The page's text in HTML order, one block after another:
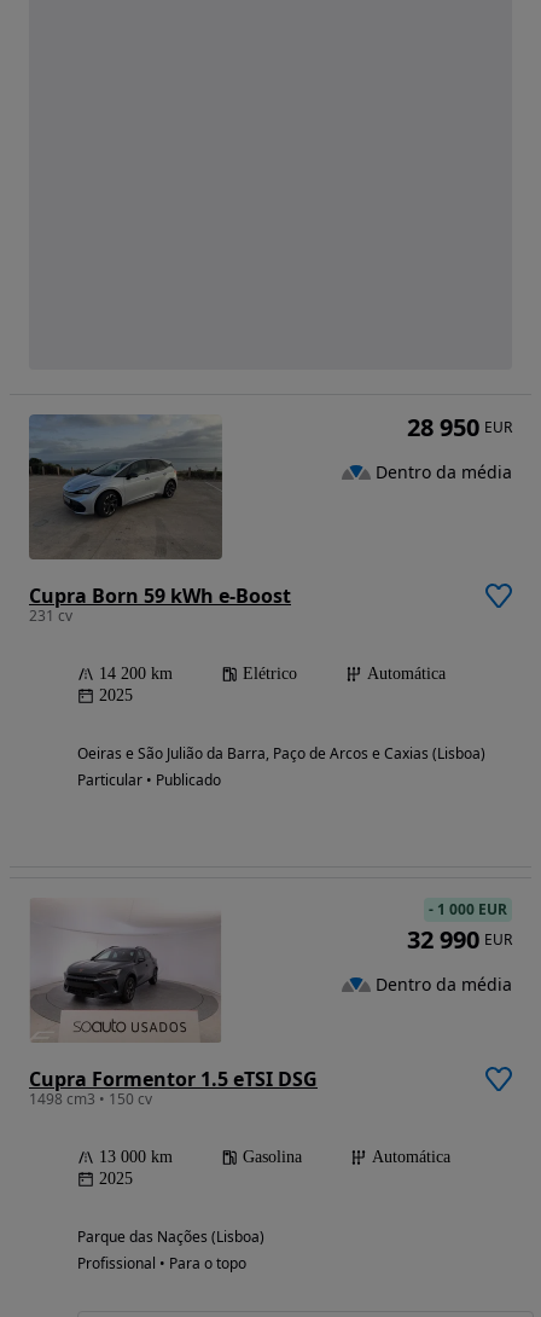
Cupra Born 59 kWh e-Boost
231 cv
14 200 km Elétrico
Automática
2025
Oeiras e São Julião da Barra, Paço de Arcos e Caxias (Lisboa)
Particular • Publicado
28 950 EUR
Dentro da média
Cupra Formentor 1.5 eTSI DSG
1498 cm3 • 150 cv
13 000 km Gasolina
Automática
2025
Parque das Nações (Lisboa)
Profissional • Para o topo
- 1 000 EUR
32 990 EUR
Dentro da média